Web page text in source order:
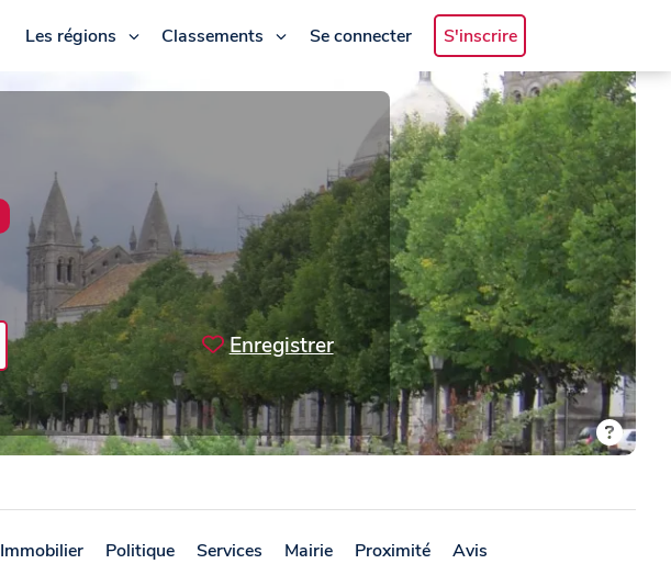
Les régions Classements Se connecter S'inscrire
Enregistrer
Immobilier Politique Services Mairie Proximité Avis